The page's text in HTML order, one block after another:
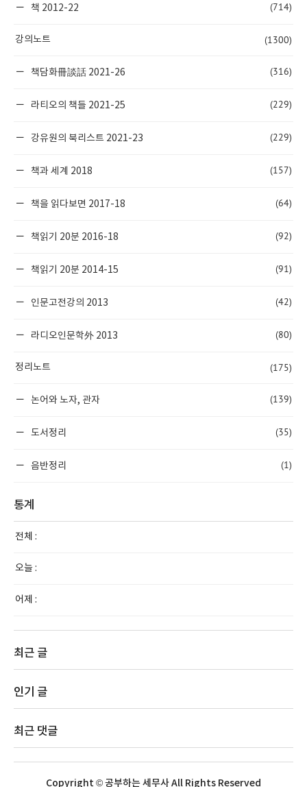
책 2012-22 (714)
강의노트 (1300)
책담화冊談話 2021-26 (316)
라티오의 책들 2021-25 (229)
강유원의 북리스트 2021-23 (229)
책과 세계 2018 (157)
책을 읽다보면 2017-18 (64)
책읽기 20분 2016-18 (92)
책읽기 20분 2014-15 (91)
인문고전강의 2013 (42)
라디오인문학外 2013 (80)
정리노트 (175)
논어와 노자, 관자 (139)
도서정리 (35)
음반정리 (1)
통계
전체 :
오늘 :
어제 :
최근 글
인기 글
최근 댓글
Copyright © 공부하는 세무사 All Rights Reserved